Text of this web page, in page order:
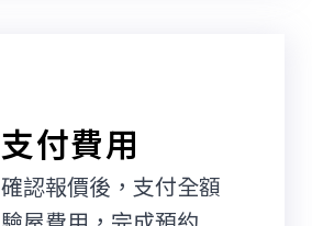
支付費用
確認報價後，支付全額